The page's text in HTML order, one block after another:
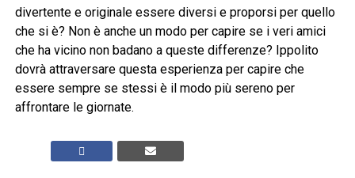
divertente e originale essere diversi e proporsi per quello
che si è? Non è anche un modo per capire se i veri amici
che ha vicino non badano a queste differenze? Ippolito
dovrà attraversare questa esperienza per capire che
essere sempre se stessi è il modo più sereno per
affrontare le giornate.